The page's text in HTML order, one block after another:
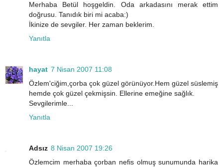
Merhaba Betül hoşgeldin. Oda arkadasını merak ettim
doğrusu. Tanıdık biri mi acaba:)
İkinize de sevgiler. Her zaman beklerim.
Yanıtla
hayat 7 Nisan 2007 11:08
Özlem'ciğim,çorba çok güzel görünüyor.Hem güzel süslemiş
hemde çok güzel çekmişsin. Ellerine emeğine sağlık.
Sevgilerimle...
Yanıtla
Adsız 8 Nisan 2007 19:26
Özlemcim merhaba çorban nefis olmuş sunumunda harika